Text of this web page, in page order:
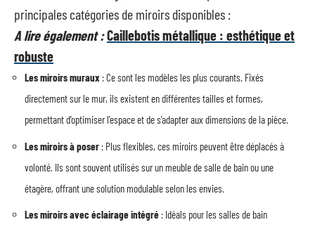
principales catégories de miroirs disponibles :
A lire également :Caillebotis métallique : esthétique et
robuste
Les miroirs muraux : Ce sont les modèles les plus courants. Fixés
directement sur le mur, ils existent en différentes tailles et formes,
permettant d’optimiser l’espace et de s’adapter aux dimensions de la pièce.
Les miroirs à poser : Plus flexibles, ces miroirs peuvent être déplacés à
volonté. Ils sont souvent utilisés sur un meuble de salle de bain ou une
étagère, offrant une solution modulable selon les envies.
Les miroirs avec éclairage intégré : Idéals pour les salles de bain